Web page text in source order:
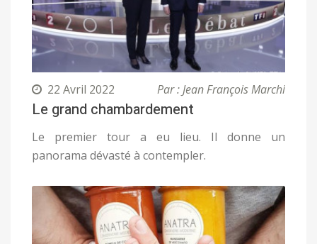
22 Avril 2022 Par : Jean François Marchi
Le grand chambardement
Le premier tour a eu lieu. Il donne un
panorama dévasté à contempler.